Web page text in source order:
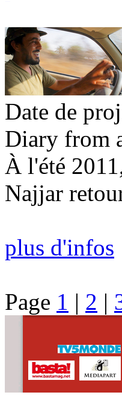
Date de
Diary from
À l'été
Najjar
plus d'infos
Page 1 | 2 |